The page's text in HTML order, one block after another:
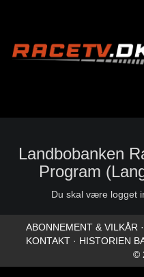
Landbobanken
Program
Du skal være logget
ABONNEMENT & VILKÅR ·
KONTAKT · HISTORIEN
©